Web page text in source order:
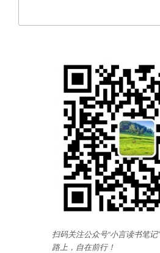
扫码关注公众号“小言读书笔
路上，自在前行！